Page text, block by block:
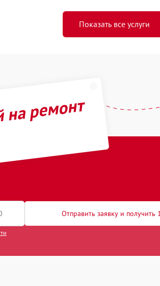
Показать все услуги
ремонт
Отправить заявку и получить